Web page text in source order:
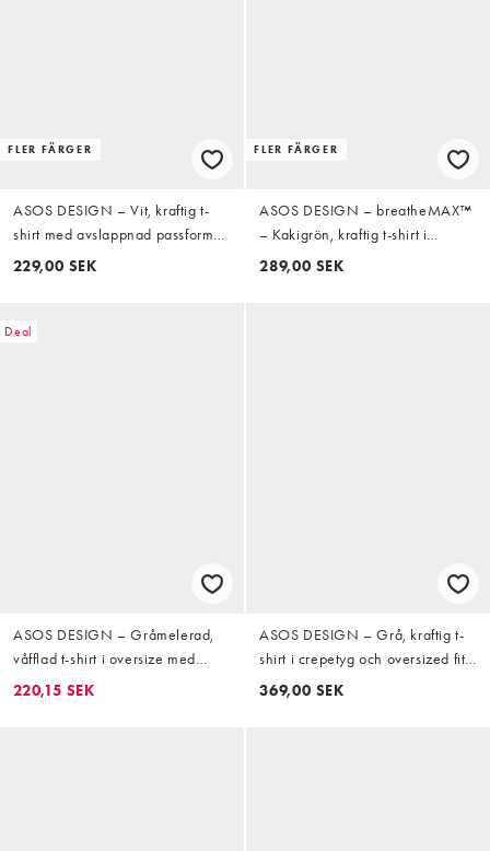
FLER FÄRGER
ASOS DESIGN – Vit, kraftig t-
shirt med avslappnad passform
och långa ärmar
229,00 SEK
FLER FÄRGER
ASOS DESIGN – breatheMAX™
– Kakigrön, kraftig t-shirt i
oversize med långa ärmar av
289,00 SEK
Deal
ASOS DESIGN – Gråmelerad,
våfflad t-shirt i oversize med
långa ärmar och boxig passform
220,15 SEK
ASOS DESIGN – Grå, kraftig t-
shirt i crepetyg och oversized fit
med långa ärmar och
369,00 SEK